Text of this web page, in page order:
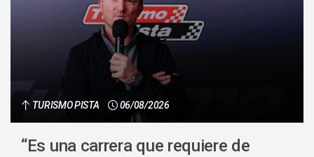
TURISMO PISTA 06/08/2026
“Es una carrera que requiere de